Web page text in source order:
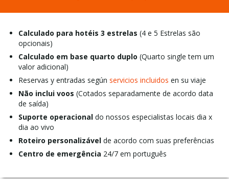
Calculado para hotéis 3 estrelas (4 e 5 Estrelas são
opcionais)
Calculado em base quarto duplo (Quarto single tem um
valor adicional)
Reservas y entradas según servicios incluidos en su viaje
Não inclui voos (Cotados separadamente de acordo data
de saída)
Suporte operacional do nossos especialistas locais dia x
dia ao vivo
Roteiro personalizável de acordo com suas preferências
Centro de emergência 24/7 em português